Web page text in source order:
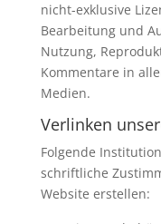
nicht-exklusive
Bearbeitung und
Nutzung,
Kommentare in
Medien.
Verlinken
Folgende
schriftliche
Website erstellen: